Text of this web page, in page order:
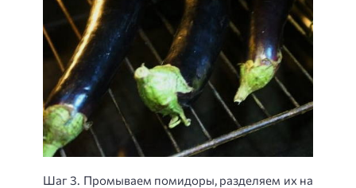
Шаг 3. Промываем помидоры, разделяем их на